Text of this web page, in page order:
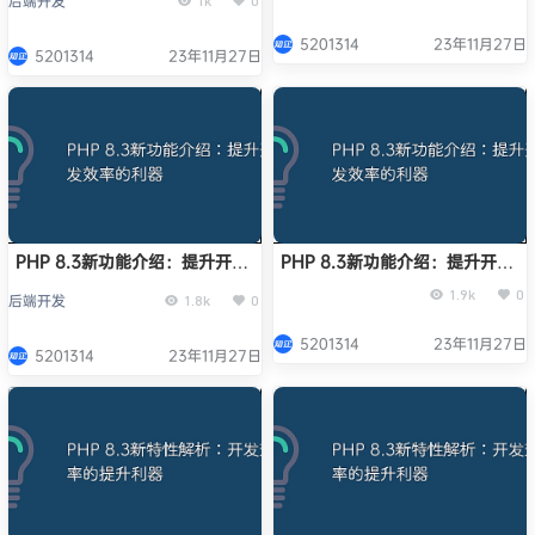
opening required
(include_path='.;C:\php\pear
5201314 23年11月27日
'data/tdk.php'
(include_path='.;C:\php\pear
5201314 23年11月27日
PHP 8.3新功能介绍：提升开发
后端开发 1.8k 0
5201314 23年11月27日
PHP 8.3新功能介绍：提升开发
1.9k 0
5201314 23年11月27日